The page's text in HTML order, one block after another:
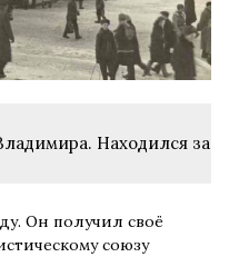
Находился за
Он получил своё
союзу